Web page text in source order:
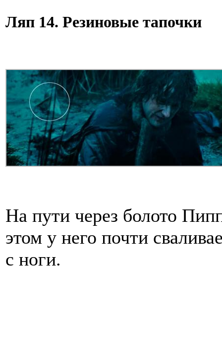
Ляп 14. Резиновые тапочки
На пути через болото
этом у него почти
с ноги.